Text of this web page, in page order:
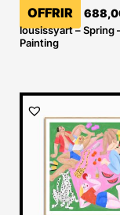
OFFRIR
lousissyart – Spring
Painting